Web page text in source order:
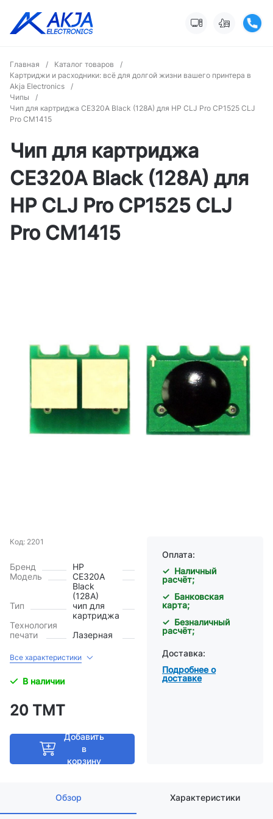
Главная / Каталог товаров
/
Картриджи и расходники: всё для долгой жизни вашего принтера в
Akja Electronics
/
Чипы
/
Чип для картриджа CE320A Black (128A) для HP CLJ Pro CP1525 CLJ
Pro CM1415
Чип для картриджа
CE320A Black (128A) для
HP CLJ Pro CP1525 CLJ
Pro CM1415
Код: 2201
Бренд
HP
Модель
CE320A
Black
(128A)
Тип
чип для
картриджа
Технология
печати
Лазерная
Все характеристики
В наличии
20 ТМТ
Добавить
в
корзину
Оплата:
✓ Наличный
расчёт;
✓ Банковская
карта;
✓ Безналичный
расчёт;
Доставка:
Подробнее о
доставке
Обзор Характеристики